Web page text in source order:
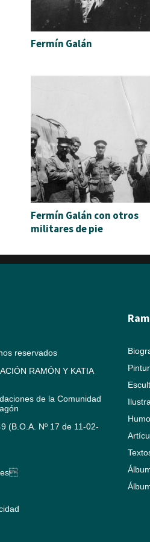
Fermín Galán
Fermín Galán con otros
militares de pie
reservados
RAMÓN Y KATIA
de la Comunidad
(B.O.A. Nº 17 de 11-02-